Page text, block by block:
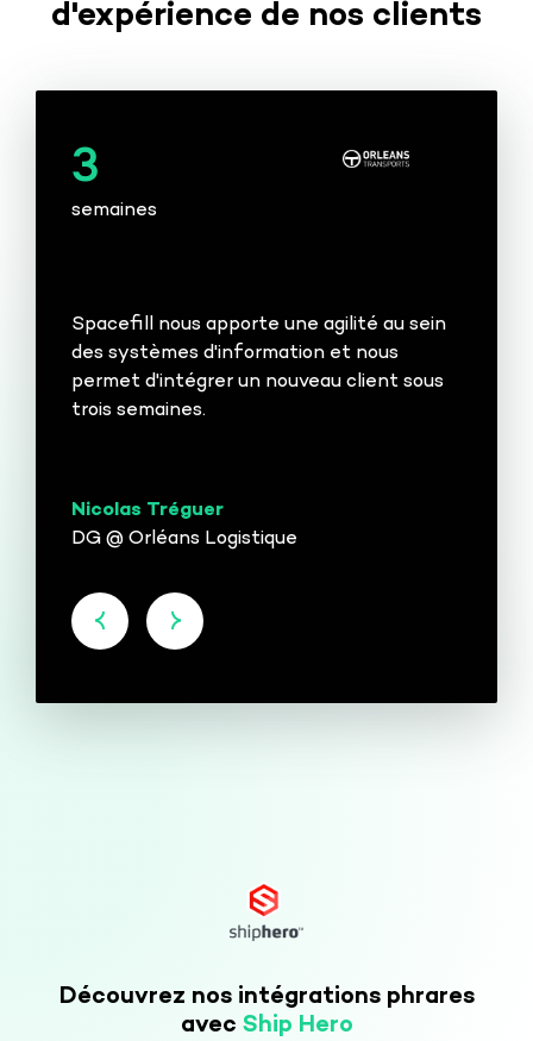
d'expérience de nos clients
3
semaines
Spacefill nous apporte une agilité au sein
des systèmes d'information et nous
permet d'intégrer un nouveau client sous
trois semaines.
Nicolas Tréguer
DG @ Orléans Logistique
Découvrez nos intégrations phrares
avec Ship Hero